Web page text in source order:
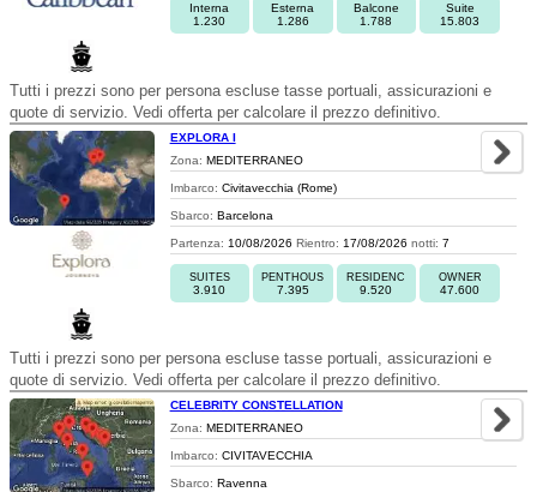
Interna
1.230
Esterna
1.286
Balcone
1.788
Suite
15.803
Tutti i prezzi sono per persona escluse tasse portuali, assicurazioni e
quote di servizio. Vedi offerta per calcolare il prezzo definitivo.
EXPLORA I
Zona: MEDITERRANEO
Imbarco: Civitavecchia (Rome)
Sbarco: Barcelona
Partenza: 10/08/2026 Rientro: 17/08/2026 notti: 7
SUITES
3.910
PENTHOUS
7.395
RESIDENC
9.520
OWNER
47.600
Tutti i prezzi sono per persona escluse tasse portuali, assicurazioni e
quote di servizio. Vedi offerta per calcolare il prezzo definitivo.
CELEBRITY CONSTELLATION
Zona: MEDITERRANEO
Imbarco: CIVITAVECCHIA
Sbarco: Ravenna